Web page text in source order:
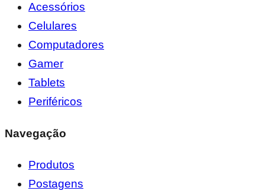
Acessórios
Celulares
Computadores
Gamer
Tablets
Periféricos
Navegação
Produtos
Postagens